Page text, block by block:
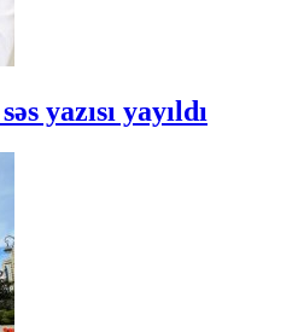
yazısı yayıldı